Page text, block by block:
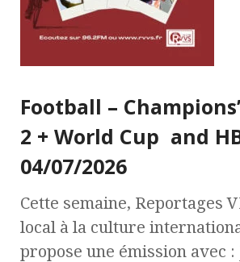
Football –
2 + World Cup and HB
04/07/2026
Cette semaine, Reportages
local à la culture
propose une émission avec :